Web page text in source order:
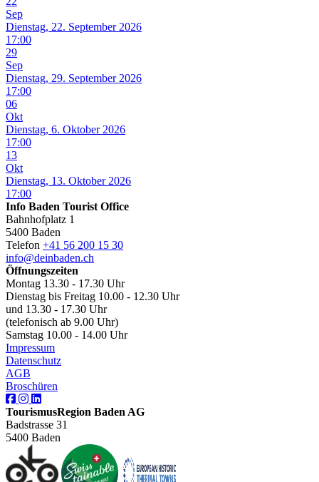
Sep
Dienstag, 22. September 2026
17:00
29
Sep
Dienstag, 29. September 2026
17:00
06
Okt
Dienstag, 6. Oktober 2026
17:00
13
Okt
Dienstag, 13. Oktober 2026
17:00
Info Baden Tourist Office
Bahnhofplatz 1
5400 Baden
Telefon +41 56 200 15 30
info@deinbaden.ch
Öffnungszeiten
Montag 13.30 - 17.30 Uhr
Dienstag bis Freitag 10.00 - 12.30 Uhr
und 13.30 - 17.30 Uhr
(telefonisch ab 9.00 Uhr)
Samstag 10.00 - 14.00 Uhr
Impressum
Datenschutz
AGB
Broschüren
TourismusRegion Baden AG
Badstrasse 31
5400 Baden